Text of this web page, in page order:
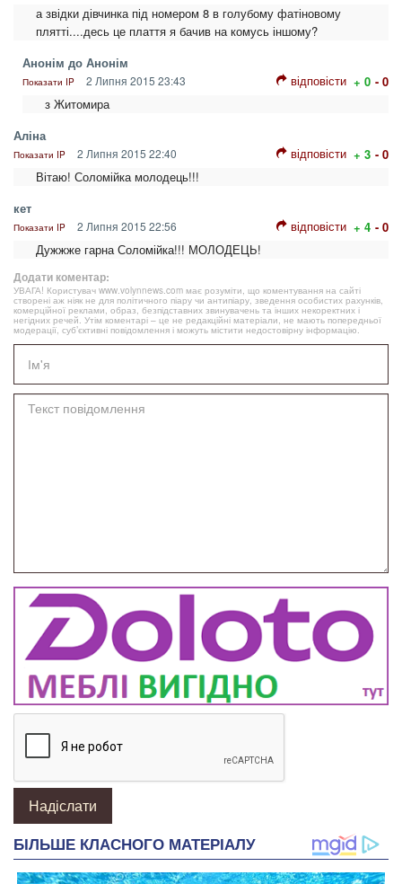
а звідки дівчинка під номером 8 в голубому фатіновому
плятті....десь це плаття я бачив на комусь іншому?
Анонім до Анонім
Показати IP 2 Липня 2015 23:43 відповісти + 0 - 0
з Житомира
Аліна
Показати IP 2 Липня 2015 22:40 відповісти + 3 - 0
Вітаю! Соломійка молодець!!!
кет
Показати IP 2 Липня 2015 22:56 відповісти + 4 - 0
Дужжже гарна Соломійка!!! МОЛОДЕЦЬ!
Додати коментар:
УВАГА! Користувач www.volynnews.com має розуміти, що коментування на сайті
створені аж ніяк не для політичного піару чи антипіару, зведення особистих рахунків,
комерційної реклами, образ, безпідставних звинувачень та інших некоректних і
негідних речей. Утім коментарі – це не редакційні матеріали, не мають попередньої
модерації, суб’єктивні повідомлення і можуть містити недостовірну інформацію.